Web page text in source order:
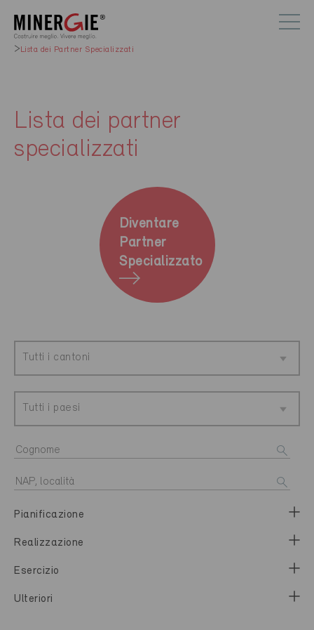
Lista dei Partner Specializzati
Lista dei partner
specializzati
Diventare
Partner
Specializzato
Tutti i cantoni
Tutti i paesi
Pianificazione
Realizzazione
Esercizio
Ulteriori